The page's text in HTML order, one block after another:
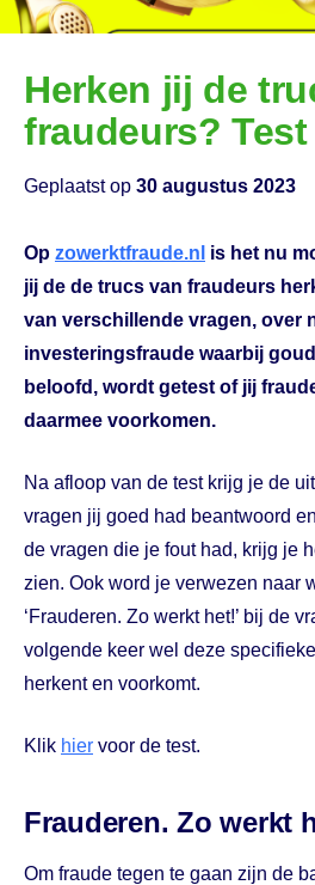
Herken jij de
fraudeurs?
Geplaatst op 30 augustus 2023
Op zowerktfraude.nl is het nu
jij de de trucs van fraudeurs
van verschillende vragen, over
investeringsfraude waarbij
beloofd, wordt getest of jij
daarmee voorkomen.
Na afloop van de test krijg je de
vragen jij goed had beantwoord
de vragen die je fout had, krijg je
zien. Ook word je verwezen naar
‘Frauderen. Zo werkt het!’ bij de
volgende keer wel deze
herkent en voorkomt.
Klik hier voor de test.
Frauderen. Zo werkt
Om fraude tegen te gaan zijn de